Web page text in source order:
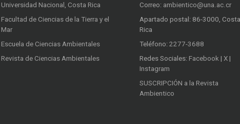
Universidad Nacional, Costa Rica
Facultad de Ciencias de la Tierra y el
Mar
Escuela de Ciencias Ambientales
Revista de Ciencias Ambientales
Correo: ambientico@una.ac.cr
Apartado postal: 86-3000, Costa
Rica
Teléfono: 2277-3688
Redes Sociales: Facebook | X |
Instagram
SUSCRIPCIÓN a la Revista
Ambientico